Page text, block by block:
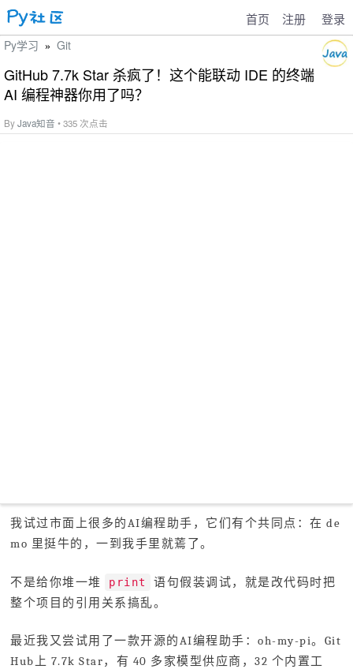
首页 注册 登录
Py学习 » Git
GitHub 7.7k Star 杀疯了！这个能联动 IDE 的终端
AI 编程神器你用了吗？
ByJava知音 • 335 次点击
我试过市面上很多的AI编程助手，它们有个共同点：在 de
mo 里挺牛的，一到我手里就蔫了。
不是给你堆一堆 print
语句假装调试，就是改代码时把
整个项目的引用关系搞乱。
最近我又尝试用了一款开源的AI编程助手：oh-my-pi。Git
Hub上 7.7k Star，有 40 多家模型供应商，32 个内置工